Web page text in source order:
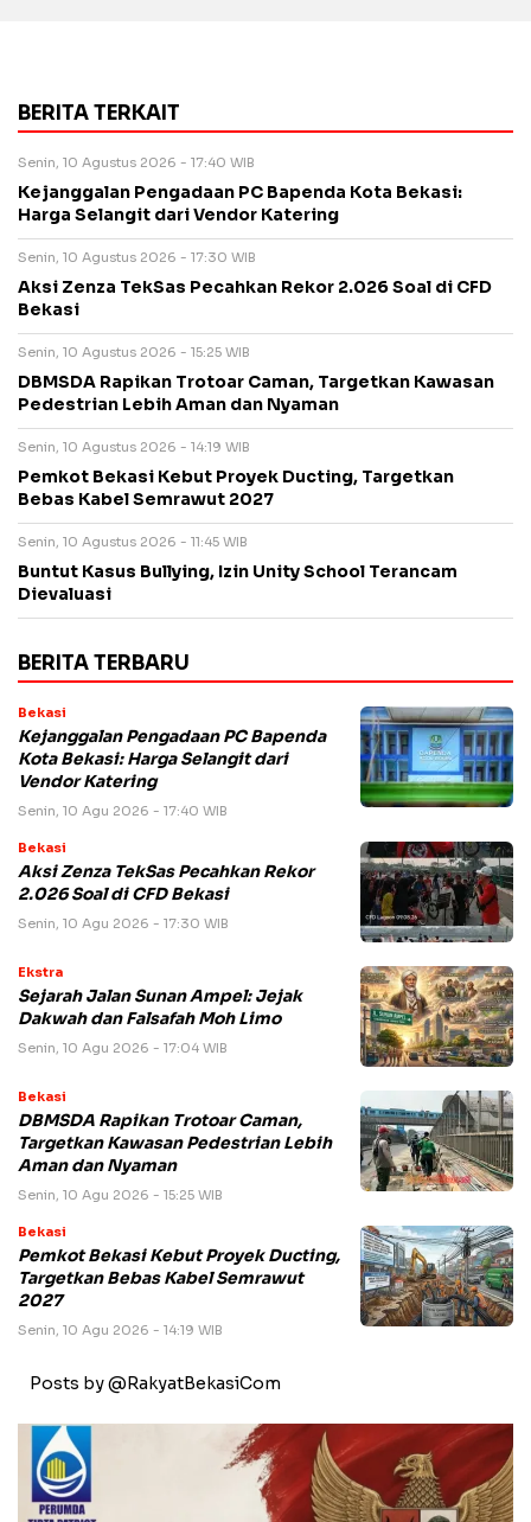
BERITA TERKAIT
Senin, 10 Agustus 2026 - 17:40 WIB
Kejanggalan Pengadaan PC Bapenda Kota Bekasi:
Harga Selangit dari Vendor Katering
Senin, 10 Agustus 2026 - 17:30 WIB
Aksi Zenza TekSas Pecahkan Rekor 2.026 Soal di CFD
Bekasi
Senin, 10 Agustus 2026 - 15:25 WIB
DBMSDA Rapikan Trotoar Caman, Targetkan Kawasan
Pedestrian Lebih Aman dan Nyaman
Senin, 10 Agustus 2026 - 14:19 WIB
Pemkot Bekasi Kebut Proyek Ducting, Targetkan
Bebas Kabel Semrawut 2027
Senin, 10 Agustus 2026 - 11:45 WIB
Buntut Kasus Bullying, Izin Unity School Terancam
Dievaluasi
BERITA TERBARU
Bekasi
Kejanggalan Pengadaan PC Bapenda
Kota Bekasi: Harga Selangit dari
Vendor Katering
Senin, 10 Agu 2026 - 17:40 WIB
Bekasi
Aksi Zenza TekSas Pecahkan Rekor
2.026 Soal di CFD Bekasi
Senin, 10 Agu 2026 - 17:30 WIB
Ekstra
Sejarah Jalan Sunan Ampel: Jejak
Dakwah dan Falsafah Moh Limo
Senin, 10 Agu 2026 - 17:04 WIB
Bekasi
DBMSDA Rapikan Trotoar Caman,
Targetkan Kawasan Pedestrian Lebih
Aman dan Nyaman
Senin, 10 Agu 2026 - 15:25 WIB
Bekasi
Pemkot Bekasi Kebut Proyek Ducting,
Targetkan Bebas Kabel Semrawut
2027
Senin, 10 Agu 2026 - 14:19 WIB
Posts by @RakyatBekasiCom